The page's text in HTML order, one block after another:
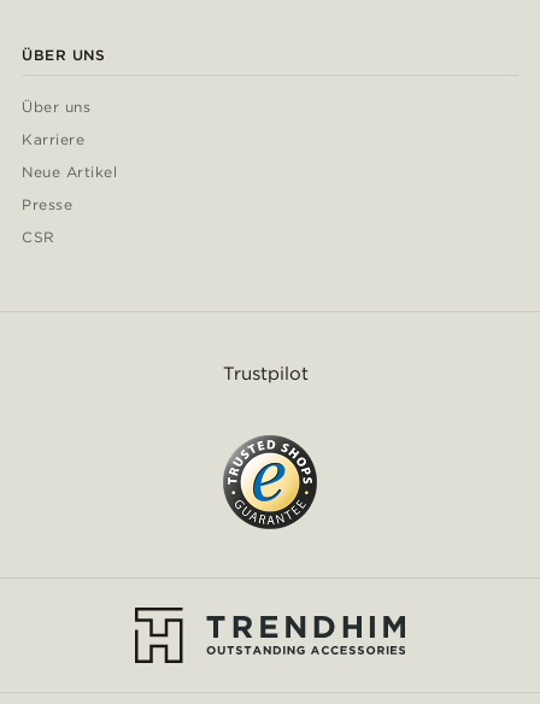
ÜBER UNS
Über uns
Karriere
Neue Artikel
Presse
CSR
Trustpilot